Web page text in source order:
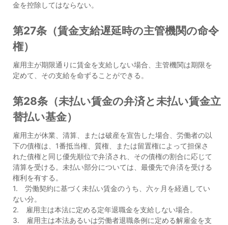
金を控除してはならない。
第27条（賃金支給遅延時の主管機関の命令
権）
雇用主が期限通りに賃金を支給しない場合、主管機関は期限を
定めて、その支給を命ずることができる。
第28条（未払い賃金の弁済と未払い賃金立
替払い基金）
雇用主が休業、清算、または破産を宣告した場合、労働者の以
下の債権は、1番抵当権、質権、または留置権によって担保さ
れた債権と同じ優先順位で弁済され、その債権の割合に応じて
清算を受ける。未払い部分については、最優先で弁済を受ける
権利を有する。
1. 労働契約に基づく未払い賃金のうち、六ヶ月を経過してい
ない分。
2. 雇用主は本法に定める定年退職金を支給しない場合。
3. 雇用主は本法あるいは労働者退職条例に定める解雇金を支